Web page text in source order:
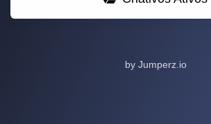
by Jumperz.io